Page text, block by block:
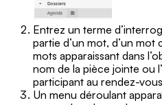
Entrez un terme
partie d’un mot, d’un
mots apparaissant dans
nom de la pièce jointe ou
participant au rendez-
Un menu déroulant